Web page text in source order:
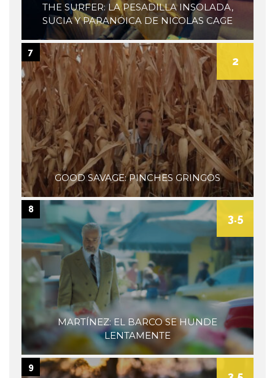
THE SURFER: LA PESADILLA INSOLADA,
SUCIA Y PARANOICA DE NICOLAS CAGE
GOOD SAVAGE: PINCHES GRINGOS
2
7
MARTÍNEZ: EL BARCO SE HUNDE
LENTAMENTE
3.5
8
9